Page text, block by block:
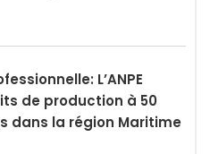
L’ANPE
de production à 50
dans la région Maritime